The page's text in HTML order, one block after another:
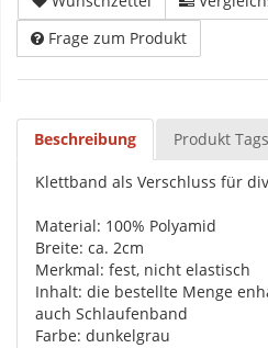
Frage zum Produkt
Beschreibung Produkt Tags
Klettband als Verschluss für
Material: 100% Polyamid
Breite: ca. 2cm
Merkmal: fest, nicht elastisch
Inhalt: die bestellte Menge
auch Schlaufenband
Farbe: dunkelgrau